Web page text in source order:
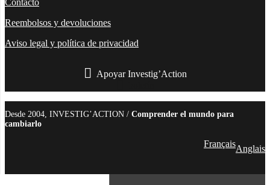
Reembolsos y devoluciones
Aviso legal y política de privacidad
Apoyar Investig’Action
Desde 2004, INVESTIG’ACTION / Comprender el mundo para
cambiarlo
FrançaisAnglais